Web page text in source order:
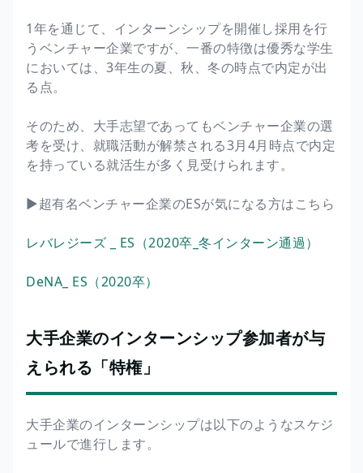
1年を通じて、インターンシップを開催し採用を行
うベンチャー企業ですが、一番の特徴は優秀な学生
においては、3年生の夏、秋、冬の時点で内定が出
る点。
そのため、大手志望であってもベンチャー企業の選
考を受け、就職活動が解禁される3月4月時点で内定
を持っている就活生が多く見受けられます。
▶︎超有名ベンチャー企業のESが気になる方はこちら
レバレジーズ _ ES（2020卒_冬インターン通過）
DeNA_ ES（2020卒）
大手企業のインターンシップ参加者が与
えられる「特権」
大手企業のインターンシップは以下のようなスケジ
ュールで進行します。